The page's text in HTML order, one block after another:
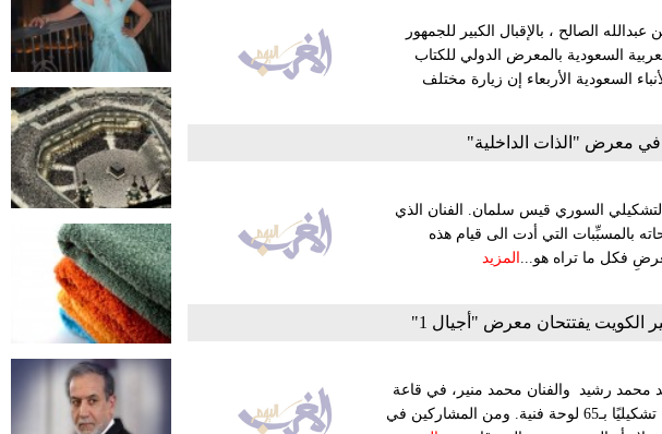
الصالح ، بالإقبال الكبير للجمهور
السعودية بالمعرض الدولي للكتاب
السعودية الأربعاء إن زيارة مختلف
في معرض "الذات الداخلية"
السوري قيس سلمان. الفنان الذي
بالمسبِّبات التي أدت الى قيام هذه
فكل ما تراه هو... المزيد
الكويت يفتتحان معرض "أجيال 1"
محمد رشيد والفنان محمد منير، في قاعة
بيكاسو في الزمالك معرض "أجيال 1" الذي يشارك فيه نحو 35 فنانًا تشكيليًا بـ65 لوحة فنية. ومن المشاركين في